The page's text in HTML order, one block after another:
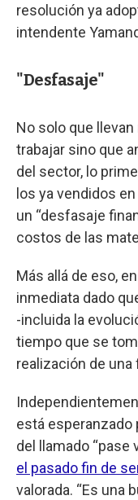
resolución ya
intendente
"Desfasaje"
No solo que
trabajar sino que
del sector, lo
los ya vendidos
un “desfasaje
costos de las
Más allá de eso,
inmediata dado
-incluida la
tiempo que se
realización de una
está esperanzado
del llamado “pase
el pasado fin de
valorada. “Es una